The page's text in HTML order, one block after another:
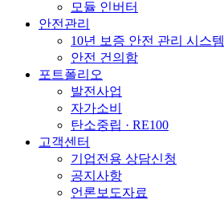
모듈 인버터
안전관리
10년 보증 안전 관리 시스템
안전 건의함
포트폴리오
발전사업
자가소비
탄소중립 · RE100
고객센터
기업전용 상담신청
공지사항
언론보도자료